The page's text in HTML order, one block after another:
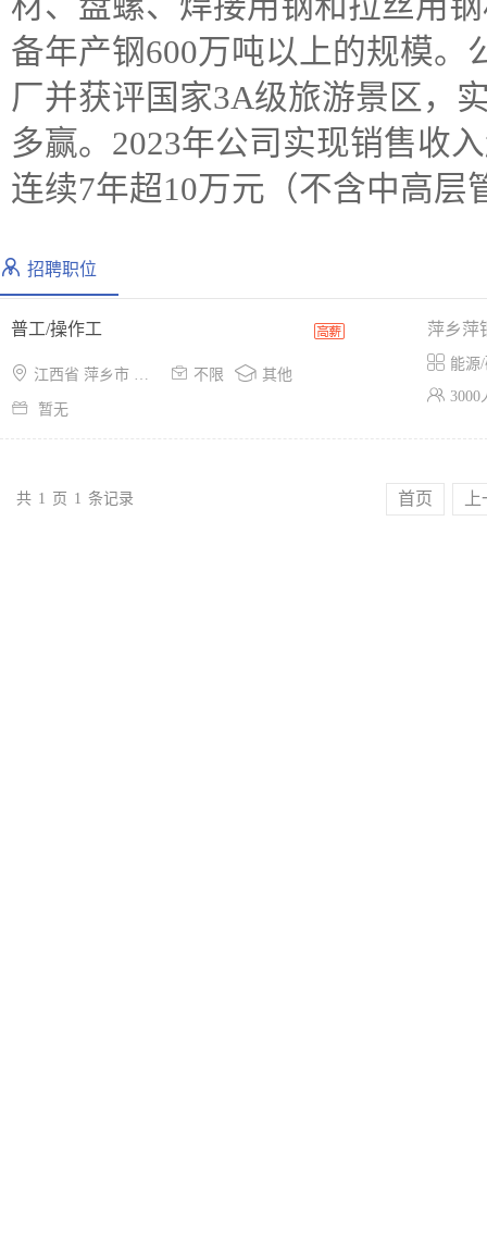
备年产钢600万吨以上的规模
厂并获评国家3A级旅游景区，
多赢。2023年公司实现销售收
连续7年超10万元（不含中高层
招聘职位
普工/操作工
 江西省 萍乡市 经开区  不限  其他
 暂无
萍乡萍
 能源
 3000
共 1 页 1 条记录 首页